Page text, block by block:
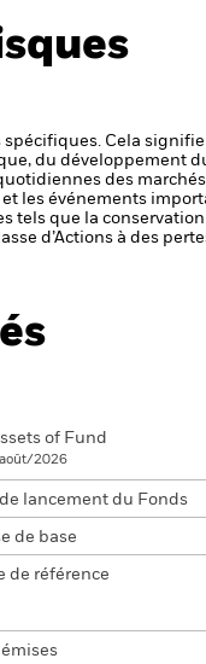
Cela
du développement
des
les événements
tels que la
d’Actions à des
of Fund
2026
lancement du Fonds
de base
de référence